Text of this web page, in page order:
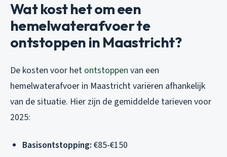
Wat kost het om een
hemelwaterafvoer te
ontstoppen in Maastricht?
De kosten voor het ontstoppen van een
hemelwaterafvoer in Maastricht variëren afhankelijk
van de situatie. Hier zijn de gemiddelde tarieven voor
2025:
Basisontstopping: €85-€150